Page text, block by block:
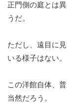
正門側の庭とは
うだ。
ただし、遠目に
いる様子はない。
この洋館自体、
当然だろう。